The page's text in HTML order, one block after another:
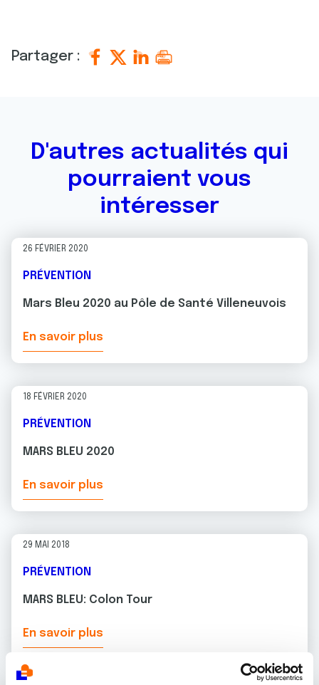
Partager :
D'autres actualités qui
pourraient vous
intéresser
26 FÉVRIER 2020
PRÉVENTION
Mars Bleu 2020 au Pôle de Santé Villeneuvois
En savoir plus
18 FÉVRIER 2020
PRÉVENTION
MARS BLEU 2020
En savoir plus
29 MAI 2018
PRÉVENTION
MARS BLEU: Colon Tour
En savoir plus